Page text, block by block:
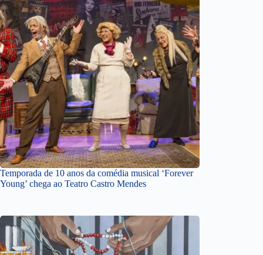
Temporada de 10 anos da comédia musical ‘Forever
Young’ chega ao Teatro Castro Mendes